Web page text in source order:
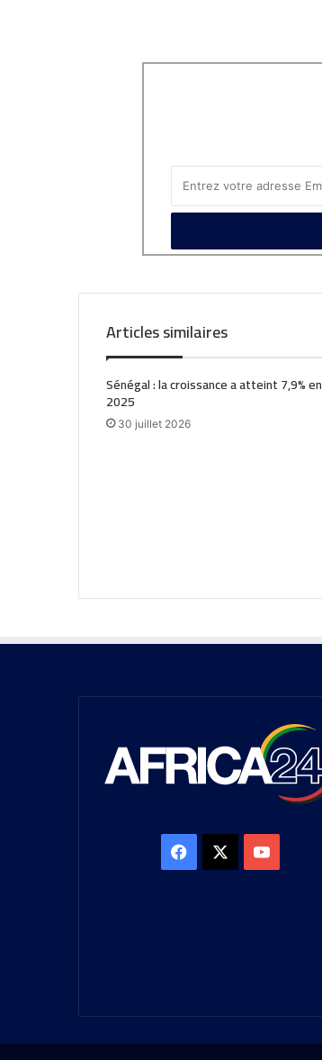
Articles similaires
Sénégal : la croissance a atteint 7,9% en
2025
30 juillet 2026